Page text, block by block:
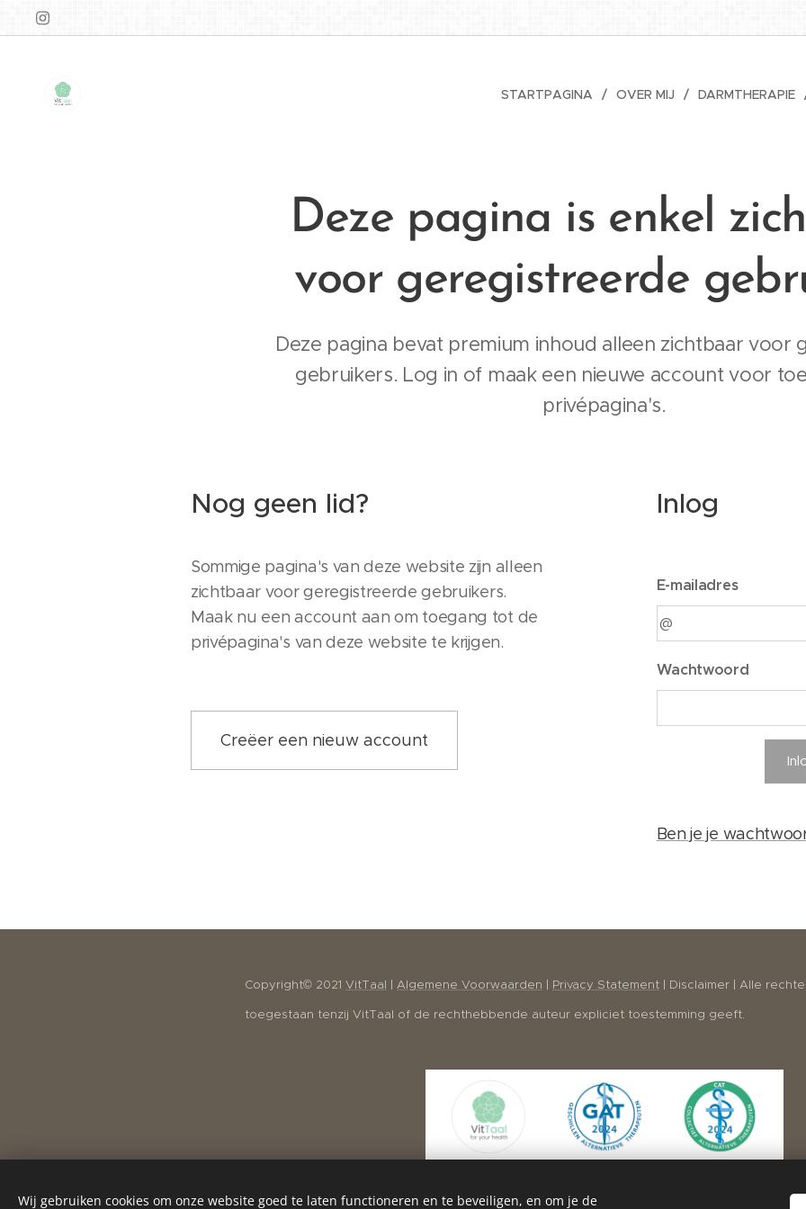
STARTPAGINA OVER MIJ DARMTHERAPIE
Deze pagina is enkel
voor geregistreerde
Deze pagina bevat premium inhoud alleen zichtbaar voor
gebruikers. Log in of maak een nieuwe account voor
privépagina's.
Nog geen lid?
Sommige pagina's van deze website zijn alleen
zichtbaar voor geregistreerde gebruikers.
Maak nu een account aan om toegang tot de
privépagina's van deze website te krijgen.
Creëer een nieuw account
Inlog
E-mailadres
Wachtwoord
Ben je je
Copyright© 2021 VitTaal | Algemene Voorwaarden | Privacy Statement | Disclaimer | Alle
toegestaan tenzij VitTaal of de rechthebbende auteur expliciet toestemming geeft.
Wij gebruiken cookies om onze website goed te laten functioneren en te beveiligen, en om je de